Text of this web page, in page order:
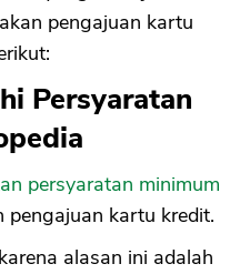
pengajuan kartu
Persyaratan
persyaratan minimum
pengajuan kartu kredit.
alasan ini adalah